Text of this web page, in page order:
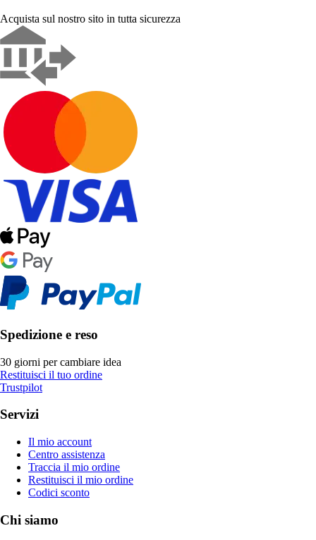
Acquista sul nostro sito in tutta sicurezza
Spedizione e reso
30 giorni per cambiare idea
Restituisci il tuo ordine
Trustpilot
Servizi
Il mio account
Centro assistenza
Traccia il mio ordine
Restituisci il mio ordine
Codici sconto
Chi siamo